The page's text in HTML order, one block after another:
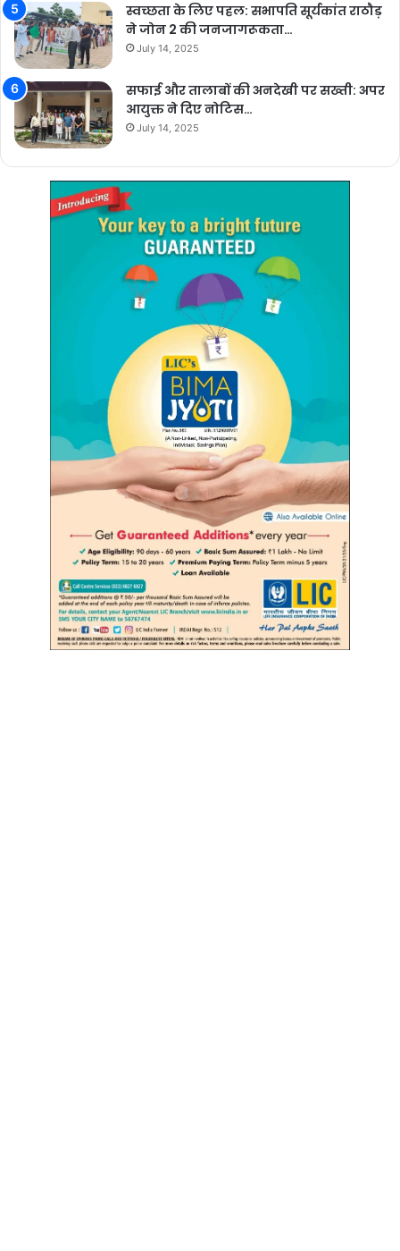
स्वच्छता के लिए पहल: सभापति सूर्यकांत राठौड़
ने जोन 2 की जनजागरूकता…
July 14, 2025
सफाई और तालाबों की अनदेखी पर सख्ती: अपर
आयुक्त ने दिए नोटिस…
July 14, 2025